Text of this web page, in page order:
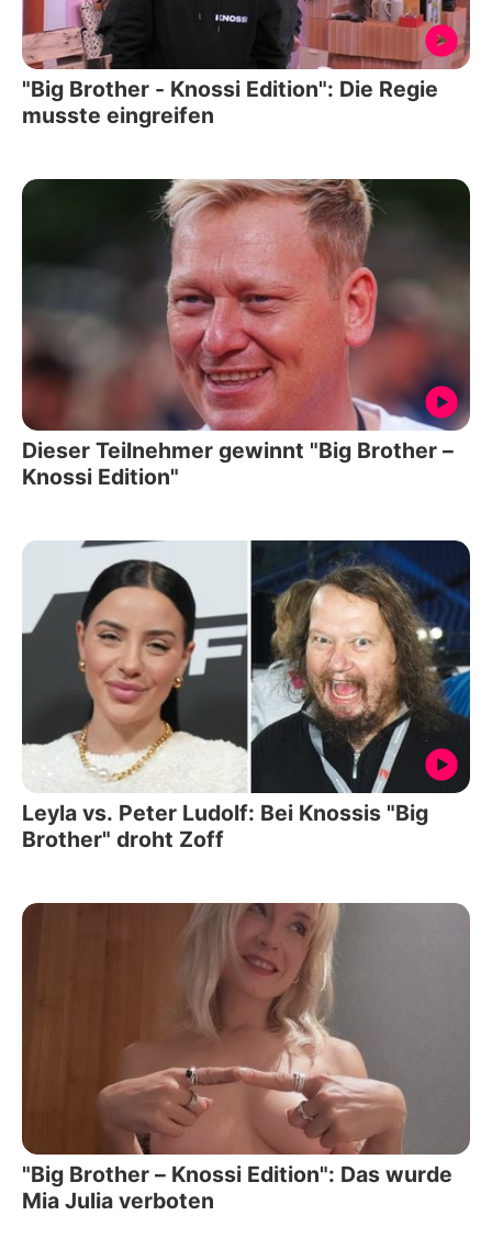
"Big Brother - Knossi Edition": Die Regie
musste eingreifen
Dieser Teilnehmer gewinnt "Big Brother –
Knossi Edition"
Leyla vs. Peter Ludolf: Bei Knossis "Big
Brother" droht Zoff
"Big Brother – Knossi Edition": Das wurde
Mia Julia verboten